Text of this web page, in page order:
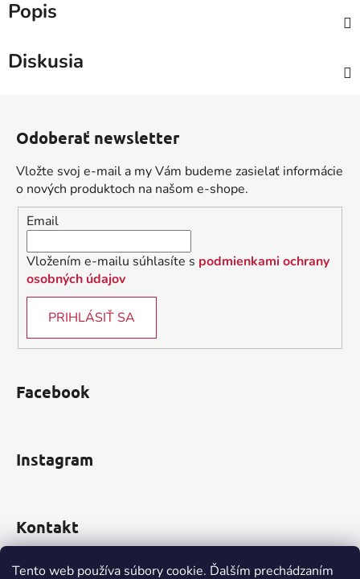
Tento web používa súbory cookie. Ďalším prechádzaním
Popis
Diskusia
Odoberať newsletter
Vložte svoj e-mail a my Vám budeme zasielať informácie
o nových produktoch na našom e-shope.
Email
Vložením e-mailu súhlasíte s podmienkami ochrany
osobných údajov
PRIHLÁSIŤ SA
Facebook
Instagram
Kontakt
obchod@incomp.sk